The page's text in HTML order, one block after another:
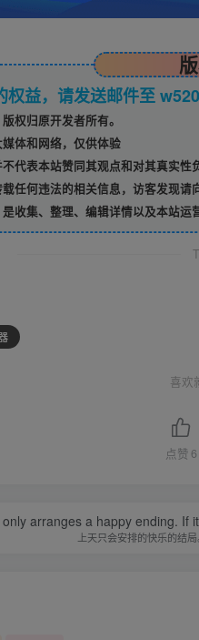
权益，请发送邮件至
权归原开发者所有。
体和网络，仅供体验
代表本站赞同其观点和对其真实性
任何违法的相关信息，访客发现请
收集、整理、编辑详情以及本站运
喜欢
点赞 6
arranges a happy ending. If
上天只会安排的快乐的结